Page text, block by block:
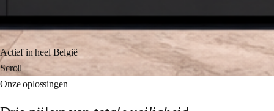
Actief in heel België
Scroll
Onze oplossingen